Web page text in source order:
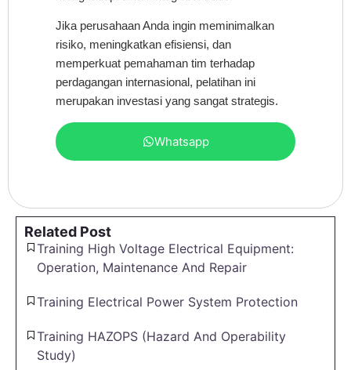
Jika perusahaan Anda ingin meminimalkan
risiko, meningkatkan efisiensi, dan
memperkuat pemahaman tim terhadap
perdagangan internasional, pelatihan ini
merupakan investasi yang sangat strategis.
Whatsapp
Related Post
Training High Voltage Electrical Equipment:
Operation, Maintenance And Repair
Training Electrical Power System Protection
Training HAZOPS (Hazard And Operability
Study)